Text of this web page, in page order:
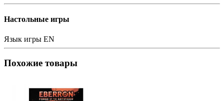
Настольные игры
Язык игры EN
Похожие товары